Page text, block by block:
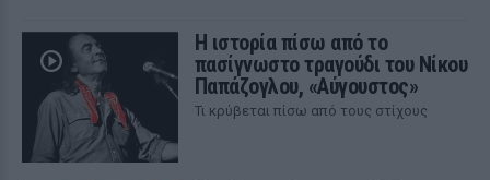
Η ιστορία πίσω από το
πασίγνωστο τραγούδι του Νίκου
Παπάζογλου, «Αύγουστος»
Τι κρύβεται πίσω από τους στίχους